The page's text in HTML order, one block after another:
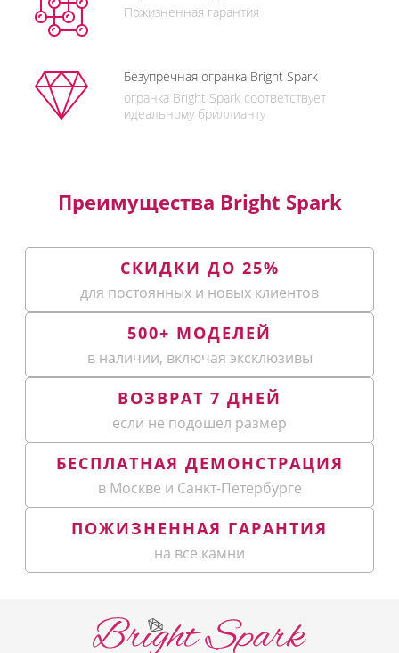
Пожизненная гарантия
Безупречная огранка Bright Spark
огранка Bright Spark соответствует
идеальному бриллианту
Преимущества Bright Spark
СКИДКИ ДО 25%
для постоянных и новых клиентов
500+ МОДЕЛЕЙ
в наличии, включая эксклюзивы
ВОЗВРАТ 7 ДНЕЙ
если не подошел размер
БЕСПЛАТНАЯ ДЕМОНСТРАЦИЯ
в Москве и Санкт-Петербурге
ПОЖИЗНЕННАЯ ГАРАНТИЯ
на все камни